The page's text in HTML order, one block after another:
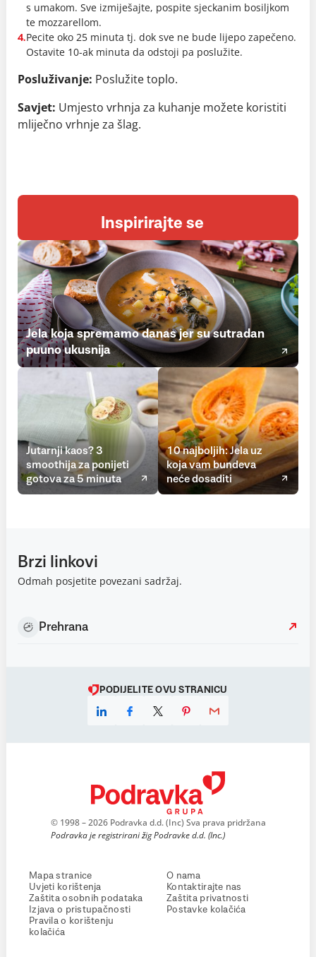
s umakom. Sve izmiješajte, pospite sjeckanim bosiljkom
te mozzarellom.
4.Pecite oko 25 minuta tj. dok sve ne bude lijepo zapečeno.
Ostavite 10-ak minuta da odstoji pa poslužite.
Posluživanje: Poslužite toplo.
Savjet: Umjesto vrhnja za kuhanje možete koristiti
mliječno vrhnje za šlag.
Inspirirajte se
Jela koja spremamo danas jer su sutradan
puuno ukusnija
Jutarnji kaos? 3
smoothija za ponijeti
gotova za 5 minuta
10 najboljih: Jela uz
koja vam bundeva
neće dosaditi
Brzi linkovi
Odmah posjetite povezani sadržaj.
Prehrana
PODIJELITE OVU STRANICU
© 1998 – 2026 Podravka d.d. (Inc) Sva prava pridržana
Podravka je registrirani žig Podravke d.d. (Inc.)
Mapa stranice
Uvjeti korištenja
Zaštita osobnih podataka
Izjava o pristupačnosti
Pravila o korištenju
kolačića
O nama
Kontaktirajte nas
Zaštita privatnosti
Postavke kolačića